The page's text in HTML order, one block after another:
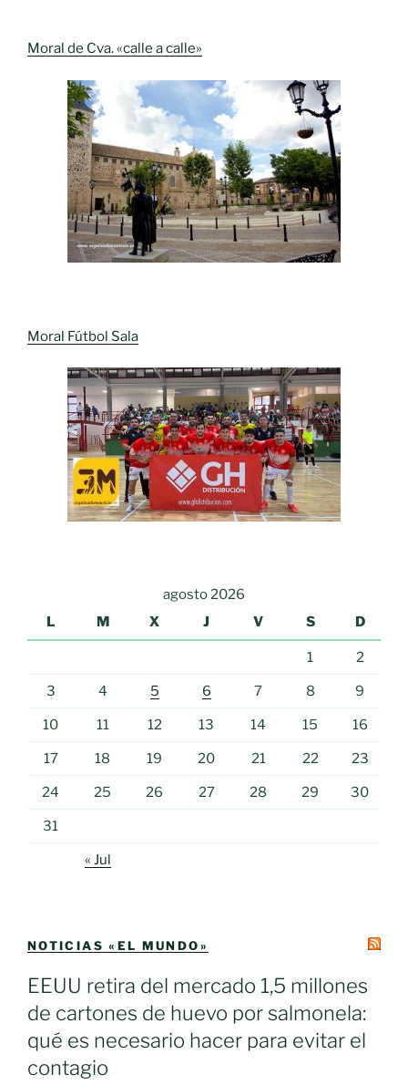
Moral de Cva. «calle a calle»
Moral Fútbol Sala
agosto 2026
L
M X J V S D
1 2
3 4 5 6 7 8 9
10 11 12 13 14 15 16
17 18 19 20 21 22 23
24 25 26 27 28 29 30
31
« Jul
NOTICIAS «EL MUNDO»
EEUU retira del mercado 1,5 millones
de cartones de huevo por salmonela:
qué es necesario hacer para evitar el
contagio